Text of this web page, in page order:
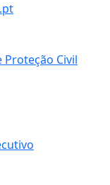
Civil